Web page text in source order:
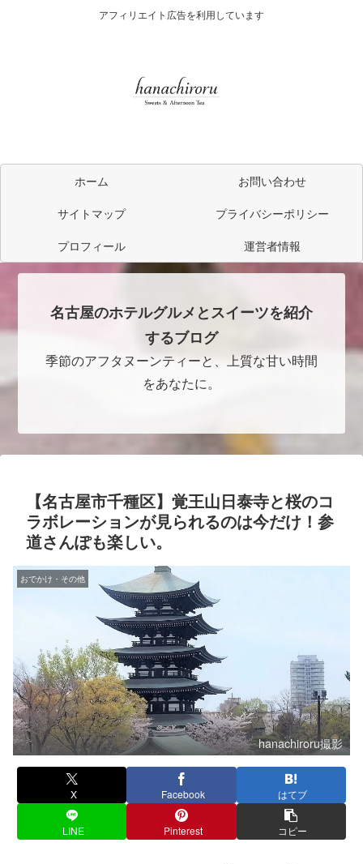
アフィリエイト広告を利用しています
ホーム
お問い合わせ
サイトマップ
プライバシーポリシー
プロフィール
運営者情報
名古屋のホテルグルメとスイーツを紹介
するブログ
季節のアフタヌーンティーと、上質な甘い時間
をあなたに。
【名古屋市千種区】覚王山日泰寺と桜のコ
ラボレーションが見られるのは今だけ！参
道さんぽも楽しい。
おでかけ・その他
hanachiroru撮影
X Facebook はてブ
LINE Pinterest コピー